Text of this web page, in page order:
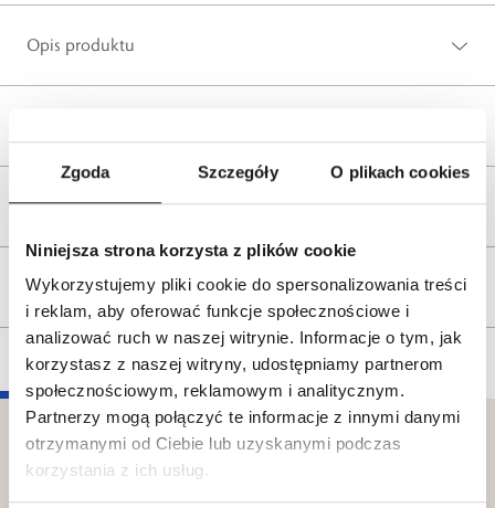
Zgoda Szczegóły O plikach cookies
Niniejsza strona korzysta z plików cookie
Wykorzystujemy pliki cookie do spersonalizowania treści
i reklam, aby oferować funkcje społecznościowe i
analizować ruch w naszej witrynie. Informacje o tym, jak
korzystasz z naszej witryny, udostępniamy partnerom
społecznościowym, reklamowym i analitycznym.
Partnerzy mogą połączyć te informacje z innymi danymi
otrzymanymi od Ciebie lub uzyskanymi podczas
korzystania z ich usług.
Opis produktu
Reklamacje i zwroty
Tagi